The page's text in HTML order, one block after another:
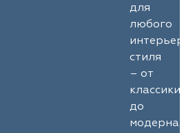
для
любого
стиля
– от
классики
до
модерна.